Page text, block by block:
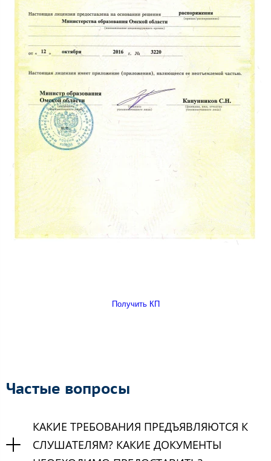
Получить КП
Частые вопросы
КАКИЕ ТРЕБОВАНИЯ ПРЕДЪЯВЛЯЮТСЯ К
СЛУШАТЕЛЯМ? КАКИЕ ДОКУМЕНТЫ